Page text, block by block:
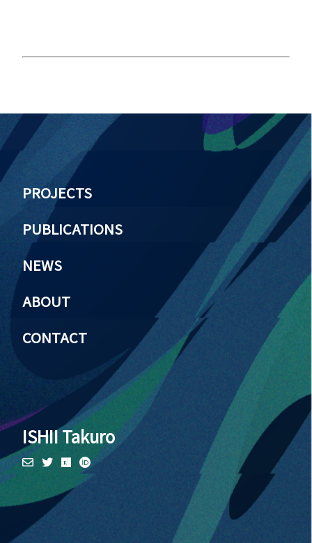
ISHII Takuro
PROJECTS
PUBLICATIONS
NEWS
ABOUT
CONTACT